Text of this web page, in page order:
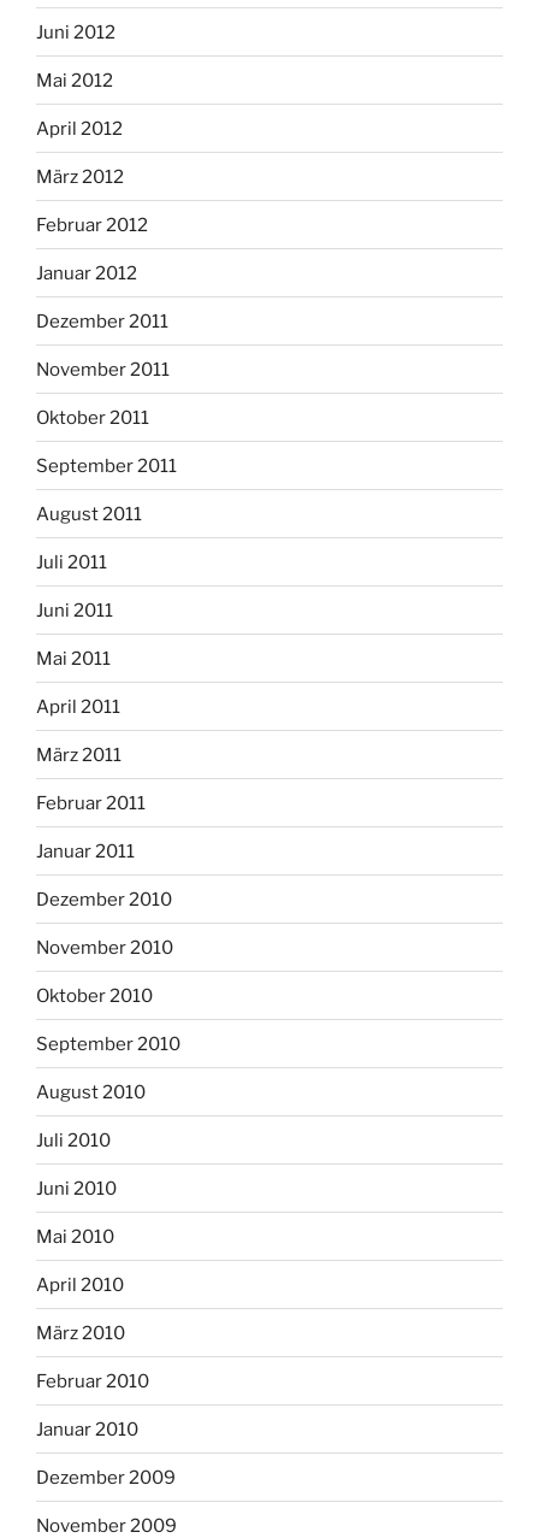
Juni 2012
Mai 2012
April 2012
März 2012
Februar 2012
Januar 2012
Dezember 2011
November 2011
Oktober 2011
September 2011
August 2011
Juli 2011
Juni 2011
Mai 2011
April 2011
März 2011
Februar 2011
Januar 2011
Dezember 2010
November 2010
Oktober 2010
September 2010
August 2010
Juli 2010
Juni 2010
Mai 2010
April 2010
März 2010
Februar 2010
Januar 2010
Dezember 2009
November 2009